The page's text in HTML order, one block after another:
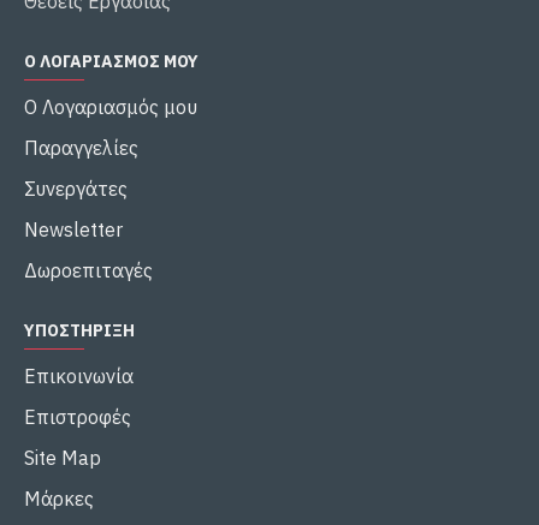
Ο ΛΟΓΑΡΙΑΣΜΌΣ ΜΟΥ
Ο Λογαριασμός μου
Παραγγελίες
Συνεργάτες
Newsletter
Δωροεπιταγές
ΥΠΟΣΤΉΡΙΞΗ
Επικοινωνία
Επιστροφές
Site Map
Μάρκες